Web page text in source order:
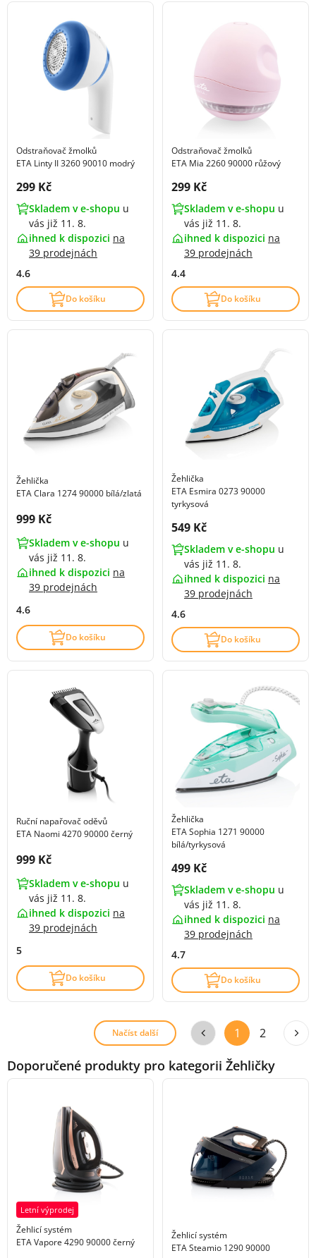
Odstraňovač žmolků
ETA Linty II 3260 90010 modrý
Cena s DPH:
299 Kč
Skladem v e-shopu u
vás již 11. 8.
ihned k dispozici na
39 prodejnách
4.6
Do košíku
Odstraňovač žmolků
ETA Mia 2260 90000 růžový
Cena s DPH:
299 Kč
Skladem v e-shopu u
vás již 11. 8.
ihned k dispozici na
39 prodejnách
4.4
Do košíku
Žehlička
ETA Clara 1274 90000 bílá/zlatá
Cena s DPH:
999 Kč
Skladem v e-shopu u
vás již 11. 8.
ihned k dispozici na
39 prodejnách
4.6
Do košíku
Žehlička
ETA Esmira 0273 90000
tyrkysová
Cena s DPH:
549 Kč
Skladem v e-shopu u
vás již 11. 8.
ihned k dispozici na
39 prodejnách
4.6
Do košíku
Ruční napařovač oděvů
ETA Naomi 4270 90000 černý
Cena s DPH:
999 Kč
Skladem v e-shopu u
vás již 11. 8.
ihned k dispozici na
39 prodejnách
5
Do košíku
Žehlička
ETA Sophia 1271 90000
bílá/tyrkysová
Cena s DPH:
499 Kč
Skladem v e-shopu u
vás již 11. 8.
ihned k dispozici na
39 prodejnách
4.7
Do košíku
Načíst další 1 2
Doporučené produkty pro kategorii Žehličky
Letní výprodej
Žehlicí systém
ETA Vapore 4290 90000 černý
Žehlicí systém
ETA Steamio 1290 90000